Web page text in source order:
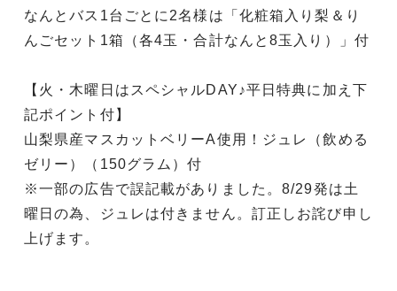
なんとバス1台ごとに2名様は「化粧箱入り梨＆り
んごセット1箱（各4玉・合計なんと8玉入り）」付
【火・木曜日はスペシャルDAY♪平日特典に加え下
記ポイント付】
山梨県産マスカットベリーA使用！ジュレ（飲める
ゼリー）（150グラム）付
※一部の広告で誤記載がありました。8/29発は土
曜日の為、ジュレは付きません。訂正しお詫び申し
上げます。